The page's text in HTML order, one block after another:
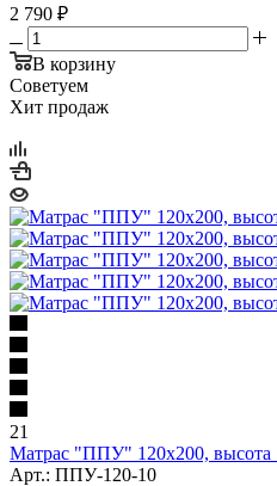
2 790 ₽
В корзину
Советуем
Хит продаж
21
Матрас "ППУ" 120x200, высота
Арт.: ППУ-120-10